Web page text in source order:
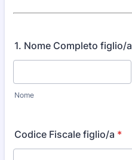
1. Nome Completo figlio/a
Nome
Codice Fiscale figlio/a *